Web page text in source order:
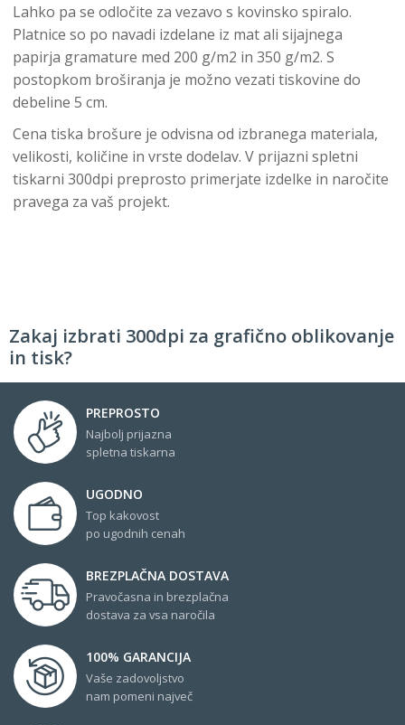
Lahko pa se odločite za vezavo s kovinsko spiralo.
Platnice so po navadi izdelane iz mat ali sijajnega
papirja gramature med 200 g/m2 in 350 g/m2. S
postopkom broširanja je možno vezati tiskovine do
debeline 5 cm.
Cena tiska brošure je odvisna od izbranega materiala,
velikosti, količine in vrste dodelav. V prijazni spletni
tiskarni 300dpi preprosto primerjate izdelke in naročite
pravega za vaš projekt.
Zakaj izbrati 300dpi za grafično oblikovanje
in tisk?
PREPROSTO
Najbolj prijazna
spletna tiskarna
UGODNO
Top kakovost
po ugodnih cenah
BREZPLAČNA DOSTAVA
Pravočasna in brezplačna
dostava za vsa naročila
100% GARANCIJA
Vaše zadovoljstvo
nam pomeni največ